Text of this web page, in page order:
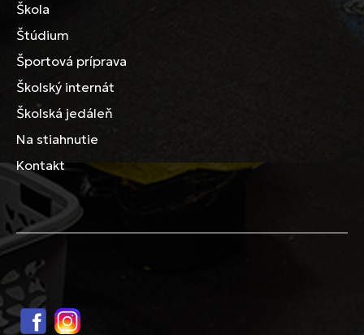
Škola
Štúdium
Športová príprava
Školský internát
Školská jedáleň
Na stiahnutie
Kontakt
FacebookInstagram